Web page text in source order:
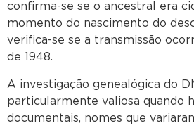
confirma-se se o ancestral era
momento do nascimento do
verifica-se se a transmissão
de 1948.
A investigação genealógica do
particularmente valiosa quando
documentais, nomes que